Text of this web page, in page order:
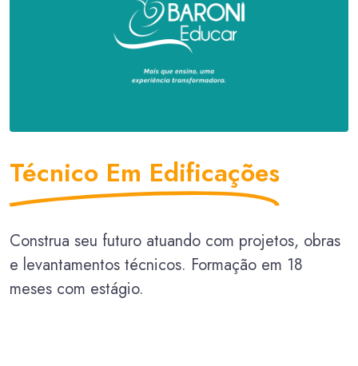
Técnico Em Edificações
Construa seu futuro atuando com projetos, obras
e levantamentos técnicos. Formação em 18
meses com estágio.